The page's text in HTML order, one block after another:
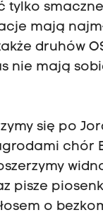
tylko
mają
druhów
nie mają
się po
chór
pisze
o